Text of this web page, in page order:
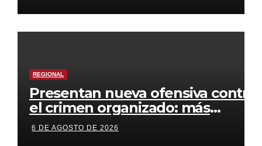
REGIONAL
Presentan nueva ofensiva contra
el crimen organizado: más
control territorial, cárceles más
estrictas y decomiso de bienes
6 DE AGOSTO DE 2026